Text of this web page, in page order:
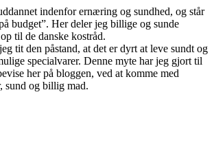
indenfor ernæring og sundhed, og står
budget”. Her deler jeg billige og sunde
til de danske kostråd.
tit den påstand, at det er dyrt at leve sundt og
specialvarer. Denne myte har jeg gjort til
her på bloggen, ved at komme med
og billig mad.